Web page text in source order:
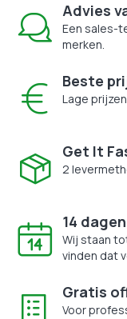
Advies
Een sales-
merken.
Beste
Lage
Get It
2
14
Wij staan
vinden dat
Gratis
Voor